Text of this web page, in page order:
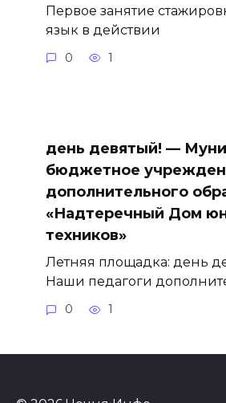
Первое занятие
язык в действии
0 1
день девятый! —
бюджетное
дополнительного
«Надтеречный Дом
техников»
Летняя площадка: день
Наши педагоги
0 1